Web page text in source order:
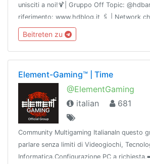
unisciti a noi!🍹| Gruppo Off Topic:
riferimento: www.hdblog.it 🖇 | Network
@BHSnet e @flamesnetwork
Beitreten zu
Element-Gaming™ | Time
@ElementGaming
italian
681
Community Multigaming ItalianaIn questo
parlare senza limiti di Videogiochi,
Informatica.Configurazione PC a